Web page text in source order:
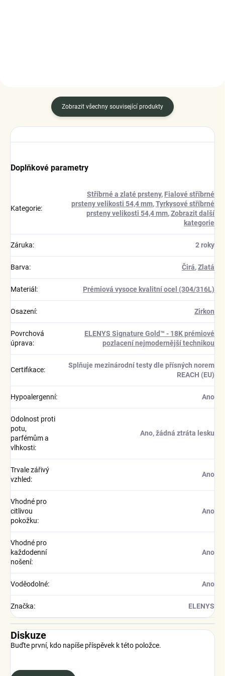
Zobrazit všechny související produkty
Doplňkové parametry
Kategorie:
Stříbrné a zlaté prsteny, Fialové stříbrné
prsteny velikosti 54,4 mm,Tyrkysové stříbrné
prsteny velikosti 54,4 mm,Zobrazit další
kategorie
Záruka: 2 roky
Barva: Čirá,Zlatá
Materiál : Prémiová vysoce kvalitní ocel (304/316L)
Osazení: Zirkon
Povrchová
úprava:
ELENYS Signature Gold™ - 18K prémiové
pozlacení nejmodernější technikou
Certifikace:
Splňuje mezinárodní testy dle přísných norem
REACH (EU)
Hypoalergenní: Ano
Odolnost proti
potu,
parfémům a
vlhkosti:
Ano, žádná ztráta lesku
Trvale zářivý
vzhled:
Ano
Vhodné pro
citlivou
pokožku:
Ano
Vhodné pro
každodenní
nošení:
Ano
Voděodolné: Ano
Značka: ELENYS
Diskuze
Buďte první, kdo napíše příspěvek k této položce.